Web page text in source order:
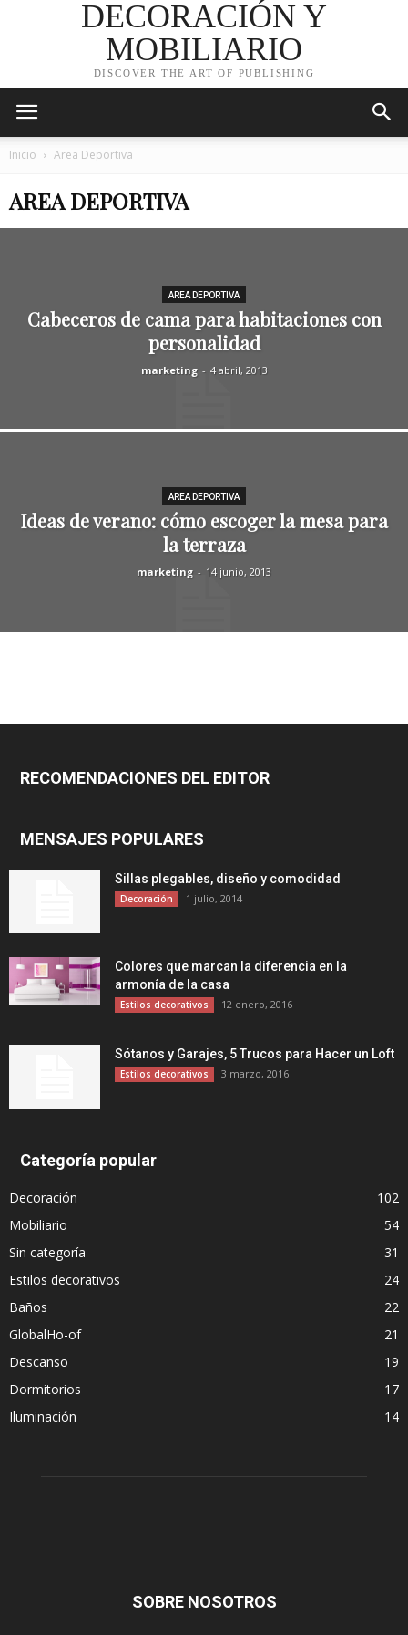
DECORACIÓN Y
MOBILIARIO
DISCOVER THE ART OF PUBLISHING
Inicio Area Deportiva
AREA DEPORTIVA
AREA DEPORTIVA
Cabeceros de cama para habitaciones con
personalidad
marketing - 4 abril, 2013
AREA DEPORTIVA
Ideas de verano: cómo escoger la mesa para
la terraza
marketing - 14 junio, 2013
RECOMENDACIONES DEL EDITOR
MENSAJES POPULARES
Sillas plegables, diseño y comodidad
Decoración 1 julio, 2014
Colores que marcan la diferencia en la
armonía de la casa
Estilos decorativos 12 enero, 2016
Sótanos y Garajes, 5 Trucos para Hacer un Loft
Estilos decorativos 3 marzo, 2016
Categoría popular
Decoración
102
Mobiliario
54
Sin categoría
31
Estilos decorativos
24
Baños
22
GlobalHo-of
21
Descanso
19
Dormitorios
17
Iluminación
14
SOBRE NOSOTROS